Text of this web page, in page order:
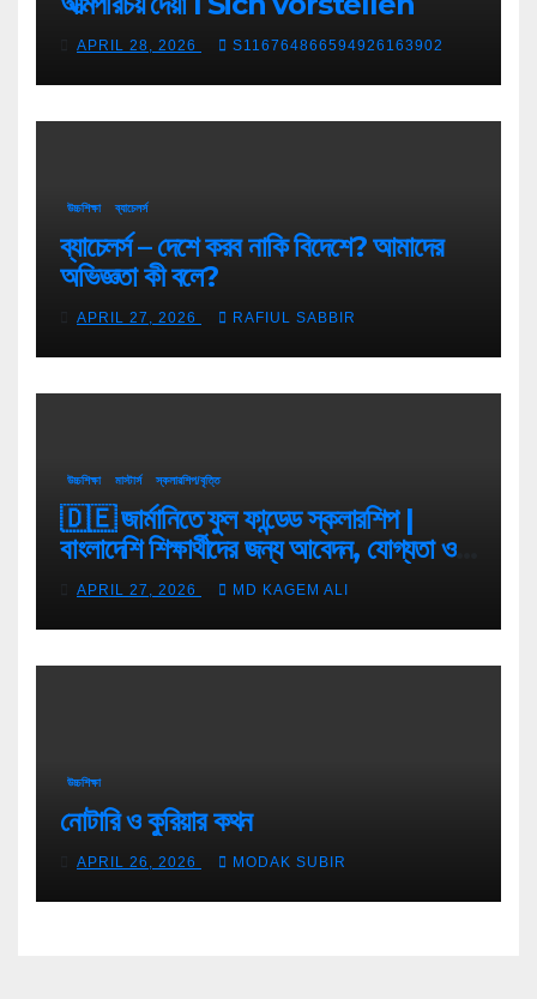
APRIL 28, 2026 S116764866594926163902
উচ্চশিক্ষা ব্যাচেলর্স
ব্যাচেলর্স – দেশে করব নাকি বিদেশে? আমাদের
অভিজ্ঞতা কী বলে?
APRIL 27, 2026 RAFIUL SABBIR
উচ্চশিক্ষা মাস্টার্স স্কলারশিপ/বৃত্তি
🇩🇪 জার্মানিতে ফুল ফান্ডেড স্কলারশিপ |
বাংলাদেশি শিক্ষার্থীদের জন্য আবেদন, যোগ্যতা ও
টিপস
APRIL 27, 2026 MD KAGEM ALI
উচ্চশিক্ষা
নোটারি ও কুরিয়ার কথন
APRIL 26, 2026 MODAK SUBIR